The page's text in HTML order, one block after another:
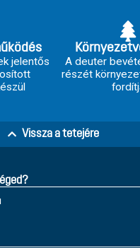
jelentős
A deuter
részét
Vissza a tetejére